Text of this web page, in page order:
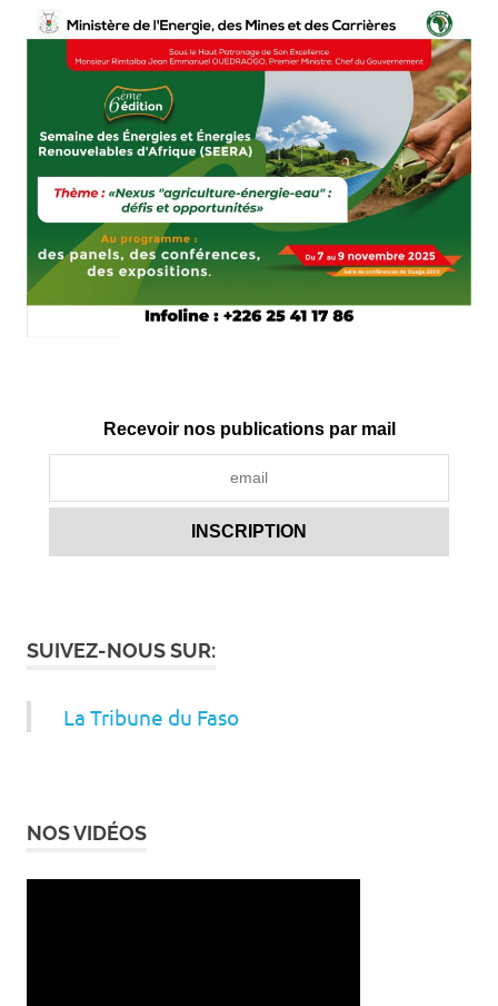
Recevoir nos publications par mail
SUIVEZ-NOUS SUR:
La Tribune du Faso
NOS VIDÉOS